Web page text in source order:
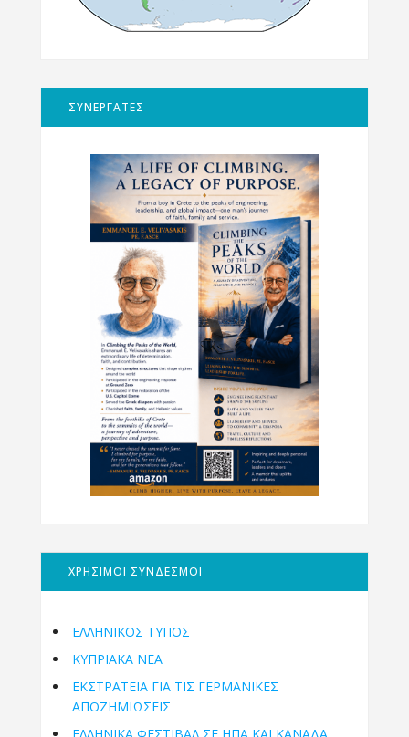
ΣΥΝΕΡΓΑΤΕΣ
ΧΡΗΣΙΜΟΙ ΣΥΝΔΕΣΜΟΙ
ΕΛΛΗΝΙΚΟΣ ΤΥΠΟΣ
ΚΥΠΡΙΑΚΑ ΝΕΑ
ΕΚΣΤΡΑΤΕΙΑ ΓΙΑ ΤΙΣ ΓΕΡΜΑΝΙΚΕΣ
ΑΠΟΖΗΜΙΩΣΕΙΣ